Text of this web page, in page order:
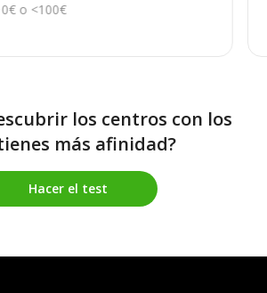
0€ o <100€
los centros con los
más afinidad?
Hacer el test